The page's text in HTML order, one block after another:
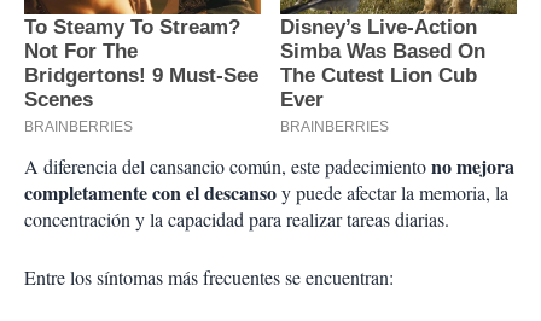
A diferencia del cansancio común, este padecimientono mejora
completamente con el descansoy puede afectar la memoria, la
concentración y la capacidad para realizar tareas diarias.
Entre los síntomas más frecuentes se encuentran: